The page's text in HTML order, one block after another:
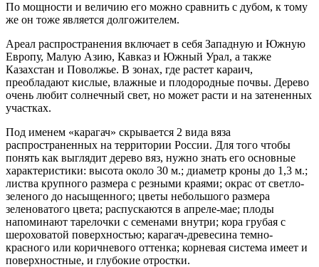
По мощности и величию его можно сравнить с дубом, к тому
же он тоже является долгожителем.
Ареал распространения включает в себя Западную и Южную
Европу, Малую Азию, Кавказ и Южный Урал, а также
Казахстан и Поволжье. В зонах, где растет караич,
преобладают кислые, влажные и плодородные почвы. Дерево
очень любит солнечный свет, но может расти и на затененных
участках.
Под именем «карагач» скрывается 2 вида вяза
распространенных на территории России. Для того чтобы
понять как выглядит дерево вяз, нужно знать его основные
характеристики: высота около 30 м.; диаметр кроны до 1,3 м.;
листва крупного размера с резными краями; окрас от светло-
зеленого до насыщенного; цветы небольшого размера
зеленоватого цвета; распускаются в апреле-мае; плоды
напоминают тарелочки с семенами внутри; кора грубая с
шероховатой поверхностью; карагач-древесина темно-
красного или коричневого оттенка; корневая система имеет и
поверхностные, и глубокие отростки.